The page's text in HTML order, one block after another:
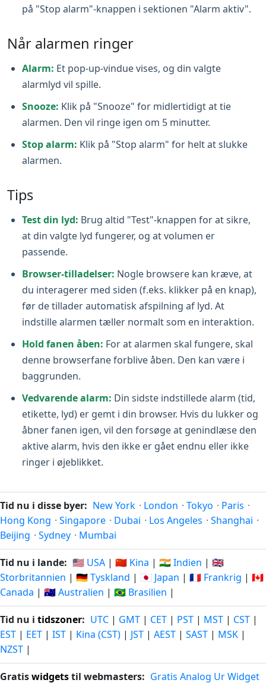
på "Stop alarm"-knappen i sektionen "Alarm aktiv".
Når alarmen ringer
Alarm: Et pop‑up-vindue vises, og din valgte
alarmlyd vil spille.
Snooze: Klik på "Snooze" for midlertidigt at tie
alarmen. Den vil ringe igen om 5 minutter.
Stop alarm: Klik på "Stop alarm" for helt at slukke
alarmen.
Tips
Test din lyd: Brug altid "Test"-knappen for at sikre,
at din valgte lyd fungerer, og at volumen er
passende.
Browser-tilladelser: Nogle browsere kan kræve, at
du interagerer med siden (f.eks. klikker på en knap),
før de tillader automatisk afspilning af lyd. At
indstille alarmen tæller normalt som en interaktion.
Hold fanen åben: For at alarmen skal fungere, skal
denne browserfane forblive åben. Den kan være i
baggrunden.
Vedvarende alarm: Din sidste indstillede alarm (tid,
etikette, lyd) er gemt i din browser. Hvis du lukker og
åbner fanen igen, vil den forsøge at genindlæse den
aktive alarm, hvis den ikke er gået endnu eller ikke
ringer i øjeblikket.
Tid nu i disse byer: New York · London · Tokyo · Paris ·
Hong Kong · Singapore · Dubai · Los Angeles · Shanghai ·
Beijing · Sydney · Mumbai
Tid nu i lande: 🇺🇸 USA | 🇨🇳 Kina | 🇮🇳 Indien | 🇬🇧
Storbritannien | 🇩🇪 Tyskland | 🇯🇵 Japan | 🇫🇷 Frankrig | 🇨🇦
Canada | 🇦🇺 Australien | 🇧🇷 Brasilien |
Tid nu i tidszoner: UTC | GMT | CET | PST | MST | CST |
EST | EET | IST | Kina (CST) | JST | AEST | SAST | MSK |
NZST |
Gratiswidgetstil webmasters: Gratis Analog Ur Widget